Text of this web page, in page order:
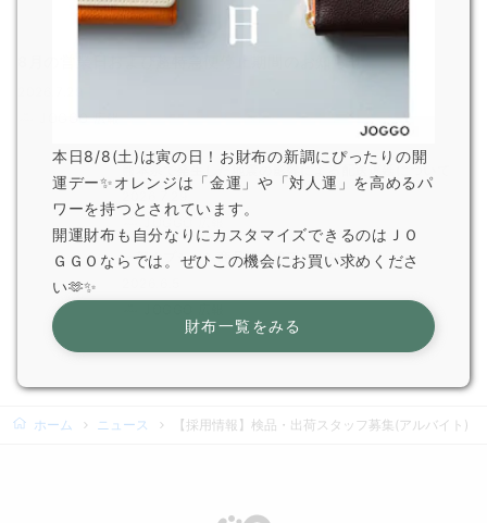
8月の営業日および超特急便停止期間のお知らせ
JOGGO 広報
一部オプション商品販売終了のお知らせ
ホーム ニュース 【採用情報】検品・出荷スタッフ募集(アルバイト)
本日8/8(土)は寅の日！お財布の新調にぴったりの開
運デー✨オレンジは「金運」や「対人運」を高めるパ
ワーを持つとされています。
開運財布も自分なりにカスタマイズできるのはＪＯ
ＧＧＯならでは。ぜひこの機会にお買い求めくださ
い🫶✨
財布一覧をみる